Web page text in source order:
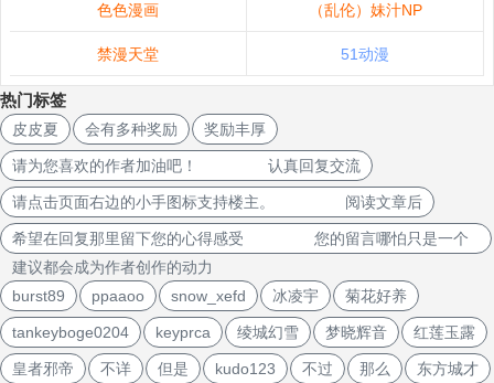
色色漫画 （乱伦）妹汁NP
禁漫天堂 51动漫
热门标签
皮皮夏 会有多种奖励 奖励丰厚
请为您喜欢的作者加油吧！ 认真回复交流
请点击页面右边的小手图标支持楼主。 阅读文章后
希望在回复那里留下您的心得感受 您的留言哪怕只是一个
建议都会成为作者创作的动力
burst89
ppaaoo snow_xefd 冰凌宇 菊花好养
tankeyboge0204 keyprca 绫城幻雪 梦晓辉音 红莲玉露
皇者邪帝 不详 但是 kudo123 不过 那么 东方城才